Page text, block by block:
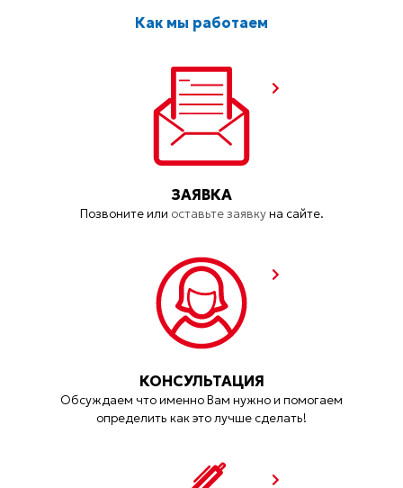
Как мы работаем
ЗАЯВКА
Позвоните или оставьте заявкуна сайте.
КОНСУЛЬТАЦИЯ
Обсуждаем что именно Вам нужно и помогаем
определить как это лучше сделать!